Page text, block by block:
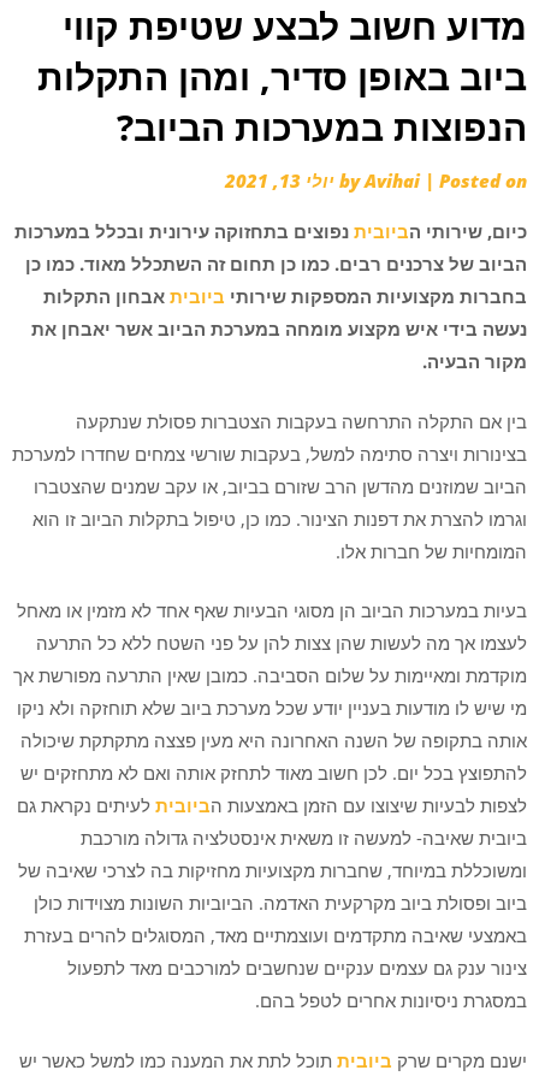
מדוע חשוב לבצע שטיפת קווי
ביוב באופן סדיר, ומהן התקלות
הנפוצות במערכות הביוב?
byAvihai | Posted on יולי 13, 2021
כיום, שירותי הביובית נפוצים בתחזוקה עירונית ובכלל במערכות
הביוב של צרכנים רבים. כמו כן תחום זה השתכלל מאוד. כמו כן
בחברות מקצועיות המספקות שירותי ביובית אבחון התקלות
נעשה בידי איש מקצוע מומחה במערכת הביוב אשר יאבחן את
מקור הבעיה.
בין אם התקלה התרחשה בעקבות הצטברות פסולת שנתקעה
בצינורות ויצרה סתימה למשל, בעקבות שורשי צמחים שחדרו למערכת
הביוב שמוזנים מהדשן הרב שזורם בביוב, או עקב שמנים שהצטברו
וגרמו להצרת את דפנות הצינור. כמו כן, טיפול בתקלות הביוב זו הוא
המומחיות של חברות אלו.
בעיות במערכות הביוב הן מסוגי הבעיות שאף אחד לא מזמין או מאחל
לעצמו אך מה לעשות שהן צצות להן על פני השטח ללא כל התרעה
מוקדמת ומאיימות על שלום הסביבה. כמובן שאין התרעה מפורשת אך
מי שיש לו מודעות בעניין יודע שכל מערכת ביוב שלא תוחזקה ולא ניקו
אותה בתקופה של השנה האחרונה היא מעין פצצה מתקתקת שיכולה
להתפוצץ בכל יום. לכן חשוב מאוד לתחזק אותה ואם לא מתחזקים יש
לצפות לבעיות שיצוצו עם הזמן באמצעות הביובית לעיתים נקראת גם
ביובית שאיבה- למעשה זו משאית אינסטלציה גדולה מורכבת
ומשוכללת במיוחד, שחברות מקצועיות מחזיקות בה לצרכי שאיבה של
ביוב ופסולת ביוב מקרקעית האדמה. הביוביות השונות מצוידות כולן
באמצעי שאיבה מתקדמים ועוצמתיים מאד, המסוגלים להרים בעזרת
צינור ענק גם עצמים ענקיים שנחשבים למורכבים מאד לתפעול
במסגרת ניסיונות אחרים לטפל בהם.
ישנם מקרים שרק ביובית תוכל לתת את המענה כמו למשל כאשר יש